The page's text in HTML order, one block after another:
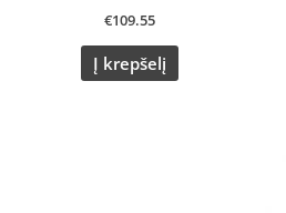
€109.55
Į krepšelį